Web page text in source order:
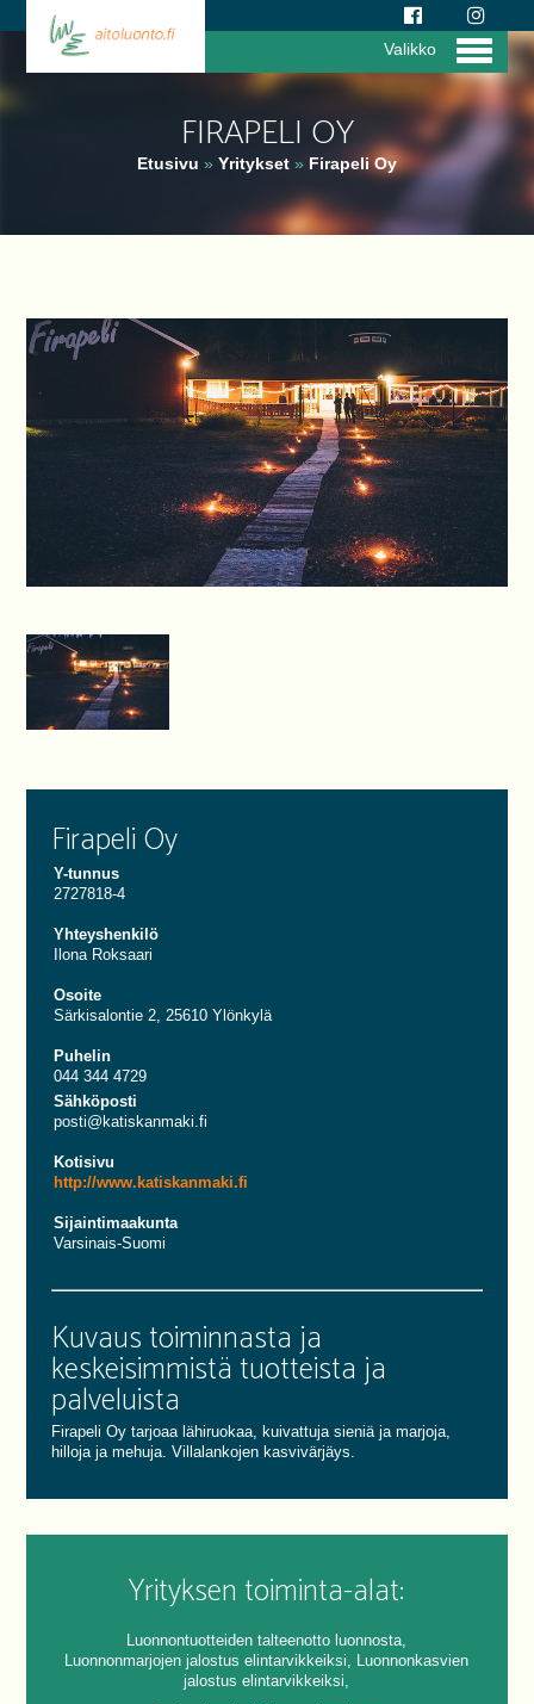
FIRAPELI OY
Etusivu » Yritykset » Firapeli Oy
Valikko
Firapeli Oy
Y-tunnus
2727818-4
Yhteyshenkilö
Ilona Roksaari
Osoite
Särkisalontie 2, 25610 Ylönkylä
Puhelin
044 344 4729
Sähköposti
posti@katiskanmaki.fi
Kotisivu
http://www.katiskanmaki.fi
Sijaintimaakunta
Varsinais-Suomi
Kuvaus toiminnasta ja
keskeisimmistä tuotteista ja
palveluista
Firapeli Oy tarjoaa lähiruokaa, kuivattuja sieniä ja marjoja,
hilloja ja mehuja. Villalankojen kasvivärjäys.
Yrityksen toiminta-alat:
Luonnontuotteiden talteenotto luonnosta,
Luonnonmarjojen jalostus elintarvikkeiksi, Luonnonkasvien
jalostus elintarvikkeiksi,